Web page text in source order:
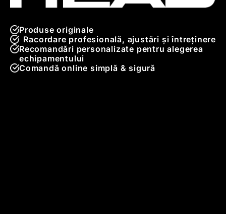
Produse originale
Racordare profesională, ajustări și întreținere
Recomandări personalizate pentru alegerea
echipamentului
Comandă online simplă & sigură